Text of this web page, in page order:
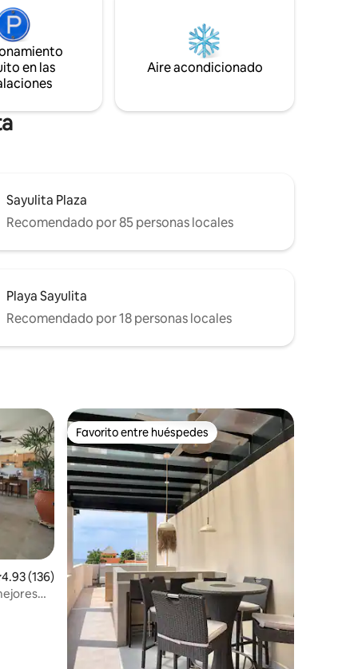
el
mar.
de
excelentes vistas a la selva y a la ciudad.
en las
Aire acondicionado
Sayulita Plaza
Recomendado por 85 personas locales
Playa Sayulita
Recomendado por 18 personas locales
promedio: 4.93 de 5, 136 reseñas
4.93 (136)
Favorito entre huéspedes
Favorito entre huéspedes